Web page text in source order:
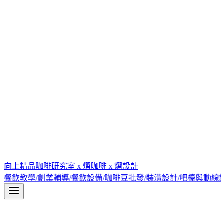
向上精品咖啡研究室 x 熠咖啡 x 熠設計
餐飲教學/創業輔導/餐飲設備/咖啡豆批發/裝潢設計/吧檯與動